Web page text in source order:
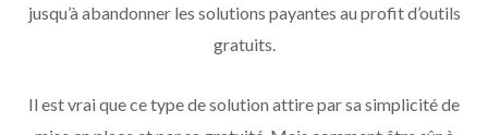
jusqu’à abandonner les solutions payantes au profit d’outils
gratuits.
Il est vrai que ce type de solution attire par sa simplicité de